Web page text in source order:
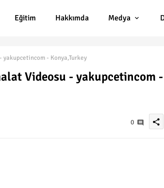
Eğitim Hakkımda Medya
- Konya,Turkey
Videosu - yakupcetincom -
0 share